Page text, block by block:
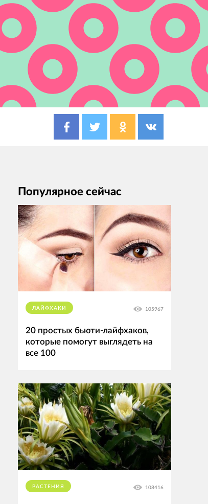
Популярное сейчас
ЛАЙФХАКИ 105967
20 простых бьюти-лайфхаков,
которые помогут выглядеть на
все 100
РАСТЕНИЯ 108416